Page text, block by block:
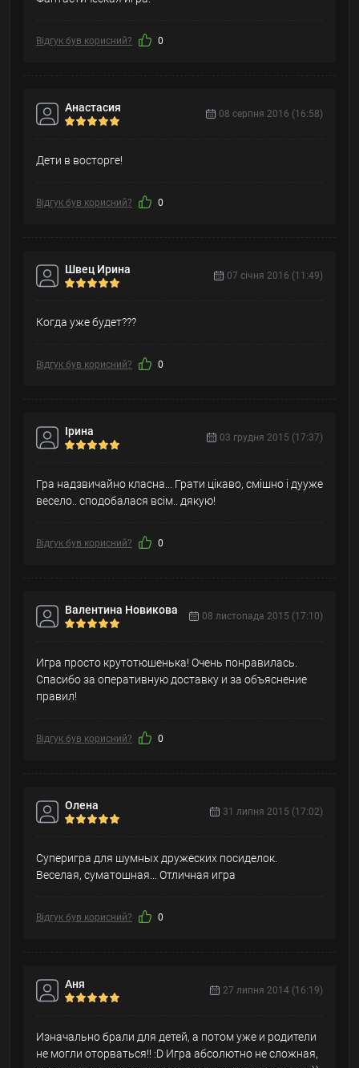
Відгук був корисний? 0
Анастасия 08 серпня 2016 (16:58)
Дети в восторге!
Відгук був корисний? 0
Швец Ирина 07 cічня 2016 (11:49)
Когда уже будет???
Відгук був корисний? 0
Ірина 03 грудня 2015 (17:37)
Гра надзвичайно класна... Грати цікаво, смішно і дууже
весело.. сподобалася всім.. дякую!
Відгук був корисний? 0
Валентина Новикова 08 листопада 2015 (17:10)
Игра просто крутотюшенька! Очень понравилась.
Спасибо за оперативную доставку и за объяснение
правил!
Відгук був корисний? 0
Олена 31 липня 2015 (17:02)
Суперигра для шумных дружеских посиделок.
Веселая, суматошная... Отличная игра
Відгук був корисний? 0
Аня 27 липня 2014 (16:19)
Изначально брали для детей, а потом уже и родители
не могли оторваться!! :D Игра абсолютно не сложная,